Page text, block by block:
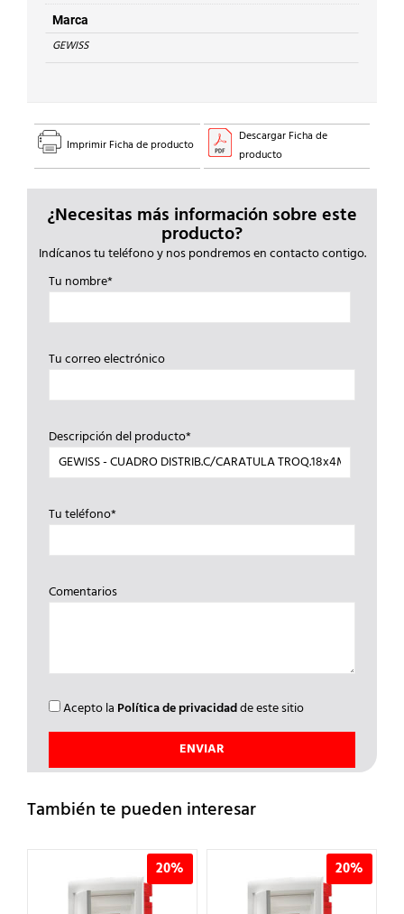
Marca
GEWISS
Imprimir Ficha de producto
Descargar Ficha de
producto
¿Necesitas más información sobre este
producto?
Indícanos tu teléfono y nos pondremos en contacto contigo.
Tu nombre*
Tu correo electrónico
Descripción del producto*
Tu teléfono*
Comentarios
Acepto la Política de privacidadde este sitio
También te pueden interesar
20% 20%